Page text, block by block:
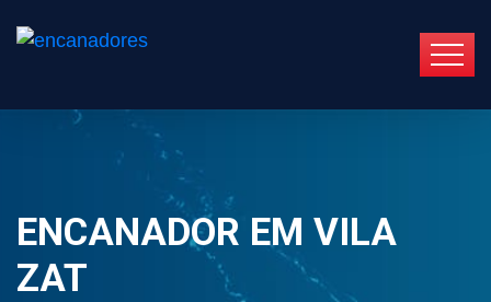
ENCANADOR EM VILA
ZAT